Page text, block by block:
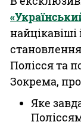
найцікавіші
Полісся та
Зокрема,
Яке